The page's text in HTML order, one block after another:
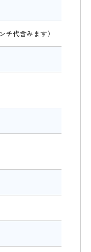
チ代含みます）